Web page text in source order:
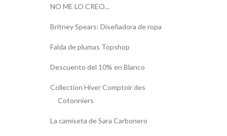
NO ME LO CREO...
Britney Spears: Diseñadora de ropa
Falda de plumas Topshop
Descuento del 10% en Blanco
Collection Hiver Comptoir des
Cotonniers
La camiseta de Sara Carbonero